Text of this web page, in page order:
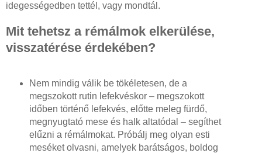
idegességedben tettél, vagy mondtál.
Mit tehetsz a rémálmok elkerülése,
visszatérése érdekében?
Nem mindig válik be tökéletesen, de a
megszokott rutin lefekvéskor – megszokott
időben történő lefekvés, előtte meleg fürdő,
megnyugtató mese és halk altatódal – segíthet
elűzni a rémálmokat. Próbálj meg olyan esti
meséket olvasni, amelyek barátságos, boldog